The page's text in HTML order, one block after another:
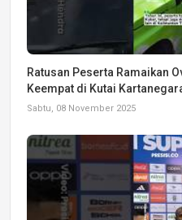
Ratusan Peserta Ramaikan
Keempat di Kutai
Sabtu, 08 November 2025